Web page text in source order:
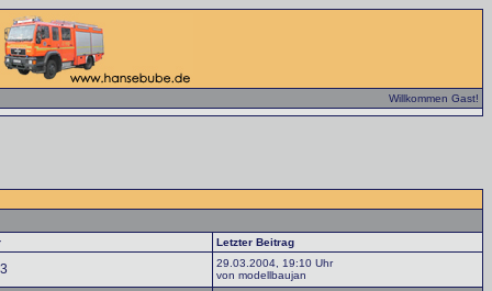
Willkommen Gast!
Letzter Beitrag
29.03.2004, 19:10 Uhr
von modellbaujan